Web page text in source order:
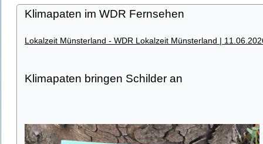
Klimapaten im WDR Fernsehen
Lokalzeit Münsterland - WDR Lokalzeit Münsterland |
Klimapaten bringen Schilder an